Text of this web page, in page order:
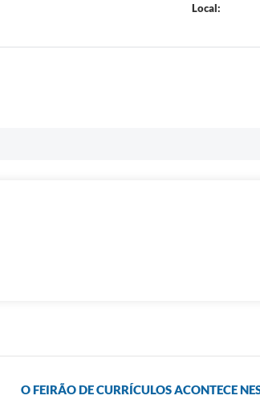
Local:
O FEIRÃO DE CURRÍCULOS ACONTECE